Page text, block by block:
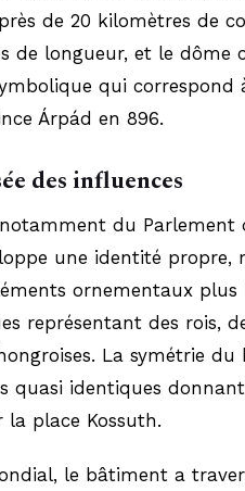
de 20 kilomètres de
de longueur, et le dôme
qui correspond
Árpád en 896.
des influences
du Parlement
une identité propre,
ornementaux plus
représentant des rois,
La symétrie
quasi identiques donnant
place Kossuth.
le bâtiment a